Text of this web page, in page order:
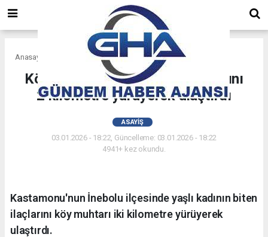
Anasayfa
Köy muhtarı yaşlı kadının ilaçlarını
2 kilometre yürüyerek ulaştırdı
ASAYIŞ
03.01.2026 - 18:22, Güncelleme: 03.01.2026 - 18:22
4941+ kez okundu.
Kastamonu'nun İnebolu ilçesinde yaşlı kadının biten
ilaçlarını köy muhtarı iki kilometre yürüyerek
ulaştırdı.